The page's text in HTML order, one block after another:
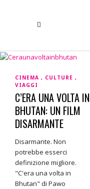
CINEMA
CULTURE
VIAGGI
C’ERA UNA VOLTA IN
BHUTAN: UN FILM
DISARMANTE
Disarmante. Non
potrebbe esserci
definizione migliore.
"C'era una volta in
Bhutan" di Pawo